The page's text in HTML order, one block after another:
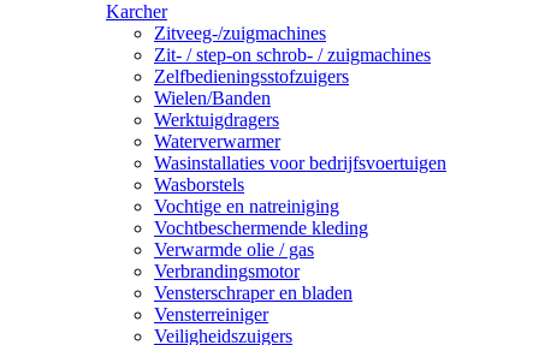
Karcher
Zitveeg-/zuigmachines
Zit- / step-on schrob- / zuigmachines
Zelfbedieningsstofzuigers
Wielen/Banden
Werktuigdragers
Waterverwarmer
Wasinstallaties voor bedrijfsvoertuigen
Wasborstels
Vochtige en natreiniging
Vochtbeschermende kleding
Verwarmde olie / gas
Verbrandingsmotor
Vensterschraper en bladen
Vensterreiniger
Veiligheidszuigers